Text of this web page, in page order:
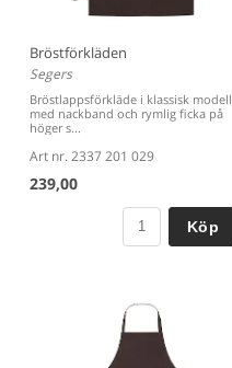
Bröstförkläden
Segers
Bröstlappsförkläde i klassisk modell
med nackband och rymlig ficka på
höger s...
Art nr. 2337 201 029
239,00
Köp